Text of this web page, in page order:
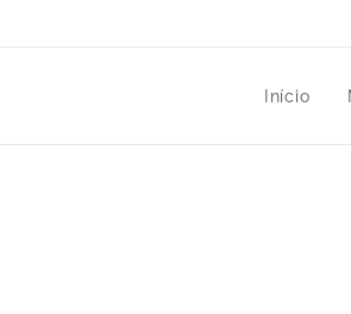
Início